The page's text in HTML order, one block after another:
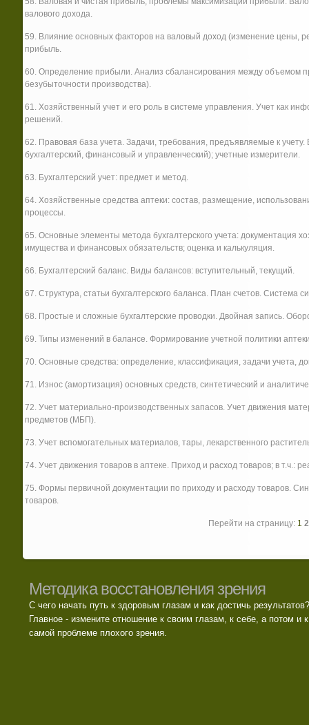
валового дохода.
59. Влияние основных факторов на валовый доход (изменение цены,
прибыль.
60. Определение прибыли. Анализ сбалансирования между объемом
безубыточности производства).
61. Хозяйственный учет и его роль в системе управления. Учет как
решений.
62. Правовая база учета. Задачи, требования, предъявляемые к
бухгалтерский, финансовый и управленческий); учетные измерители.
63. Бухгалтерский учет: предмет и метод.
64. Хозяйственные средства аптеки: состав, размещение,
процессы.
65. Основные элементы метода бухгалтерского учета: документация
имущества и финансовых обязательств; оценка и калькуляция.
66. Бухгалтерский баланс. Виды балансов: вступительный, текущий.
67. Структура, статьи бухгалтерского баланса. План счетов. Система
68. Простые и сложные бухгалтерские проводки. Двойная запись.
69. Типы изменений в балансе. Формирование учетной политики
70. Основные средства: определение, классификация, задачи учета,
71. Износ (амортизация) основных средств, синтетический и
72. Учет материально-производственных запасов. Учет движения
предметов (МБП).
73. Учет вспомогательных материалов, тары, лекарственного
74. Учет движения товаров в аптеке. Приход и расход товаров; в т.ч.:
75. Формы первичной документации по приходу и расходу товаров.
товаров.
Перейти на страницу: 1 2
Методика восстановления зрения
С чего начать путь к здоровым глазам и как достичь результатов?
Главное - измените отношение к своим глазам, к себе, а потом и к
самой проблеме плохого зрения.